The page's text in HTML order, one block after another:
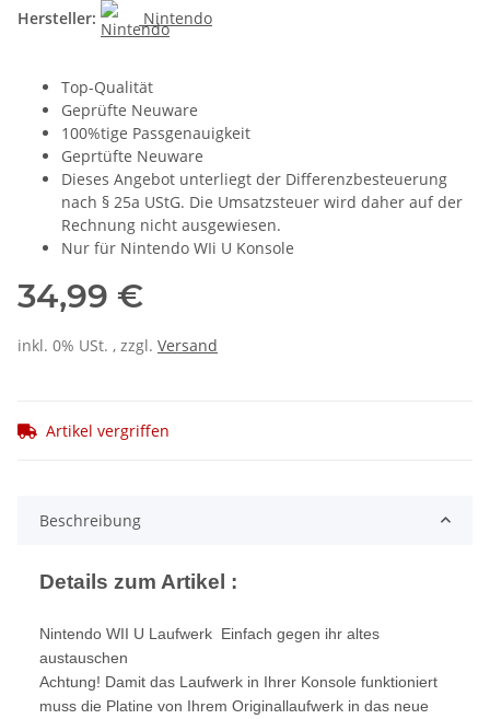
Hersteller:
Nintendo
Top-Qualität
Geprüfte Neuware
100%tige Passgenauigkeit
Geprtüfte Neuware
Dieses Angebot unterliegt der Differenzbesteuerung
nach § 25a UStG. Die Umsatzsteuer wird daher auf der
Rechnung nicht ausgewiesen.
Nur für Nintendo WIi U Konsole
34,99 €
inkl. 0% USt. , zzgl. Versand
Artikel vergriffen
Beschreibung
Details zum Artikel :
Nintendo WII U Laufwerk Einfach gegen ihr altes
austauschen
Achtung! Damit das Laufwerk in Ihrer Konsole funktioniert
muss die Platine von Ihrem Originallaufwerk in das neue